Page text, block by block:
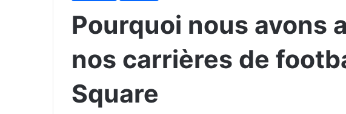
Pourquoi nous avons
nos carrières de
Square